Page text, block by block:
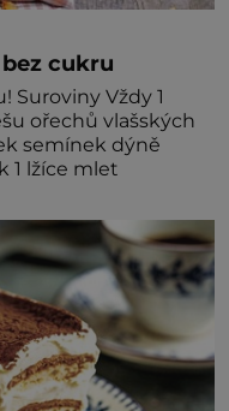
cukru
ořechů vlašských
semínek dýně
1 lžíce mlet